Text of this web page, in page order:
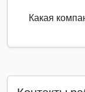
Какая